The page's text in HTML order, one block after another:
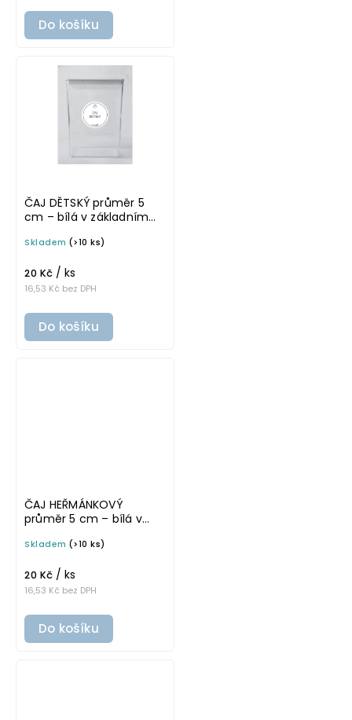
Do košíku
ČAJ DĚTSKÝ průměr 5
cm – bílá v základním
samolepka na
Skladem (>10 ks)
16,53 Kč bez DPH
20 Kč / ks
Do košíku
ČAJ HEŘMÁNKOVÝ
průměr 5 cm – bílá v
omyvatelná samolepka
Skladem (>10 ks)
16,53 Kč bez DPH
20 Kč / ks
Do košíku